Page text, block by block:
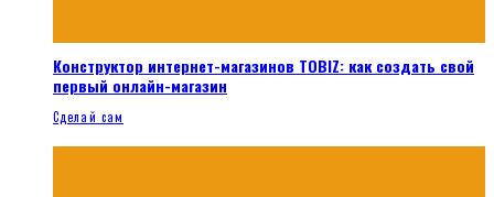
Конструктор интернет-магазинов TOBIZ: как создать свой
первый онлайн-магазин
Сделай сам